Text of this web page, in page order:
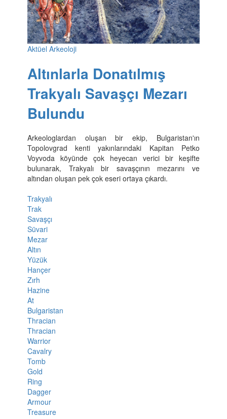
Aktüel Arkeoloji
Altınlarla Donatılmış
Trakyalı Savaşçı Mezarı
Bulundu
Arkeologlardan oluşan bir ekip, Bulgaristan'ın
Topolovgrad kenti yakınlarındaki Kapitan Petko
Voyvoda köyünde çok heyecan verici bir keşifte
bulunarak, Trakyalı bir savaşçının mezarını ve
altından oluşan pek çok eseri ortaya çıkardı.
Trakyalı
Trak
Savaşçı
Süvari
Mezar
Altın
Yüzük
Hançer
Zırh
Hazine
At
Bulgaristan
Thracian
Thracian
Warrior
Cavalry
Tomb
Gold
Ring
Dagger
Armour
Treasure